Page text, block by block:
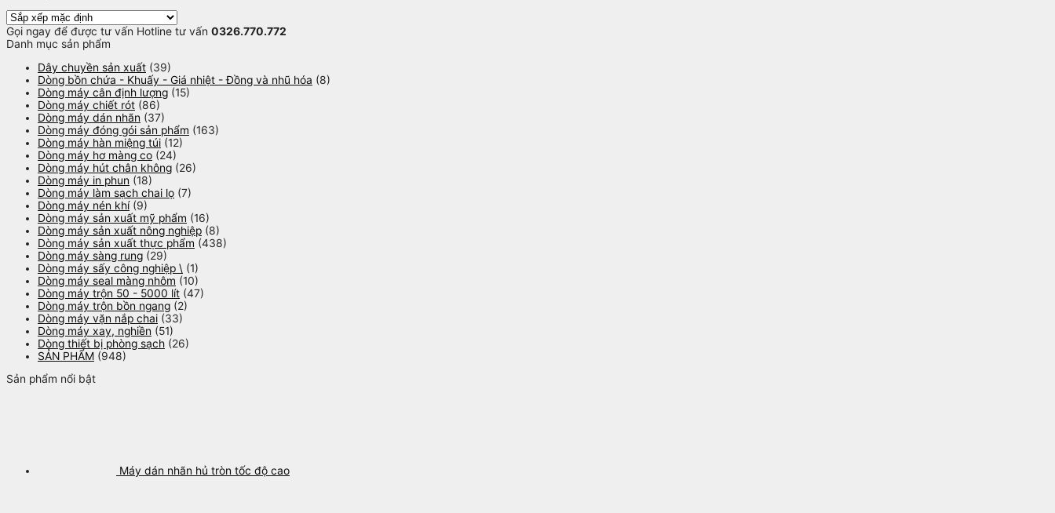
Gọi ngay để được tư vấn Hotline tư vấn 0326.770.772
Danh mục sản phẩm
Dây chuyền sản xuất (39)
Dòng bồn chứa - Khuấy - Giá nhiệt - Đồng và nhũ hóa (8)
Dòng máy cân định lượng (15)
Dòng máy chiết rót (86)
Dòng máy dán nhãn (37)
Dòng máy đóng gói sản phẩm (163)
Dòng máy hàn miệng túi (12)
Dòng máy hơ màng co (24)
Dòng máy hút chân không (26)
Dòng máy in phun (18)
Dòng máy làm sạch chai lọ (7)
Dòng máy nén khí (9)
Dòng máy sản xuất mỹ phẩm (16)
Dòng máy sản xuất nông nghiệp (8)
Dòng máy sản xuất thực phẩm (438)
Dòng máy sàng rung (29)
Dòng máy sấy công nghiệp \ (1)
Dòng máy seal màng nhôm (10)
Dòng máy trộn 50 - 5000 lít (47)
Dòng máy trộn bồn ngang (2)
Dòng máy vặn nắp chai (33)
Dòng máy xay, nghiền (51)
Dòng thiết bị phòng sạch (26)
SẢN PHẨM (948)
Sản phẩm nổi bật
Máy dán nhãn hủ tròn tốc độ cao